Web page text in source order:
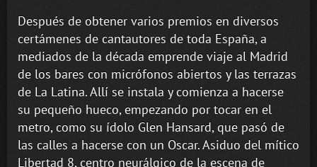
Después de obtener varios premios en diversos
certámenes de cantautores de toda España, a
mediados de la década emprende viaje al Madrid
de los bares con micrófonos abiertos y las terrazas
de La Latina. Allí se instala y comienza a hacerse
su pequeño hueco, empezando por tocar en el
metro, como su ídolo Glen Hansard, que pasó de
las calles a hacerse con un Oscar. Asiduo del mítico
Libertad 8, centro neurálgico de la escena de